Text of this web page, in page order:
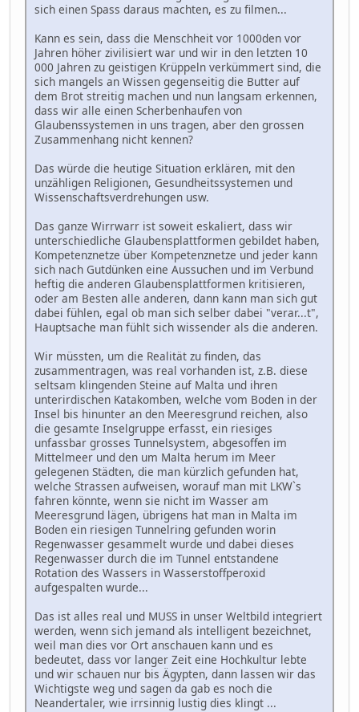
sich einen Spass daraus machten, es zu filmen...
Kann es sein, dass die Menschheit vor 1000den vor
Jahren höher zivilisiert war und wir in den letzten 10
000 Jahren zu geistigen Krüppeln verkümmert sind, die
sich mangels an Wissen gegenseitig die Butter auf
dem Brot streitig machen und nun langsam erkennen,
dass wir alle einen Scherbenhaufen von
Glaubenssystemen in uns tragen, aber den grossen
Zusammenhang nicht kennen?
Das würde die heutige Situation erklären, mit den
unzähligen Religionen, Gesundheitssystemen und
Wissenschaftsverdrehungen usw.
Das ganze Wirrwarr ist soweit eskaliert, dass wir
unterschiedliche Glaubensplattformen gebildet haben,
Kompetenznetze über Kompetenznetze und jeder kann
sich nach Gutdünken eine Aussuchen und im Verbund
heftig die anderen Glaubensplattformen kritisieren,
oder am Besten alle anderen, dann kann man sich gut
dabei fühlen, egal ob man sich selber dabei "verar...t",
Hauptsache man fühlt sich wissender als die anderen.
Wir müssten, um die Realität zu finden, das
zusammentragen, was real vorhanden ist, z.B. diese
seltsam klingenden Steine auf Malta und ihren
unterirdischen Katakomben, welche vom Boden in der
Insel bis hinunter an den Meeresgrund reichen, also
die gesamte Inselgruppe erfasst, ein riesiges
unfassbar grosses Tunnelsystem, abgesoffen im
Mittelmeer und den um Malta herum im Meer
gelegenen Städten, die man kürzlich gefunden hat,
welche Strassen aufweisen, worauf man mit LKW`s
fahren könnte, wenn sie nicht im Wasser am
Meeresgrund lägen, übrigens hat man in Malta im
Boden ein riesigen Tunnelring gefunden worin
Regenwasser gesammelt wurde und dabei dieses
Regenwasser durch die im Tunnel entstandene
Rotation des Wassers in Wasserstoffperoxid
aufgespalten wurde...
Das ist alles real und MUSS in unser Weltbild integriert
werden, wenn sich jemand als intelligent bezeichnet,
weil man dies vor Ort anschauen kann und es
bedeutet, dass vor langer Zeit eine Hochkultur lebte
und wir schauen nur bis Ägypten, dann lassen wir das
Wichtigste weg und sagen da gab es noch die
Neandertaler, wie irrsinnig lustig dies klingt ...